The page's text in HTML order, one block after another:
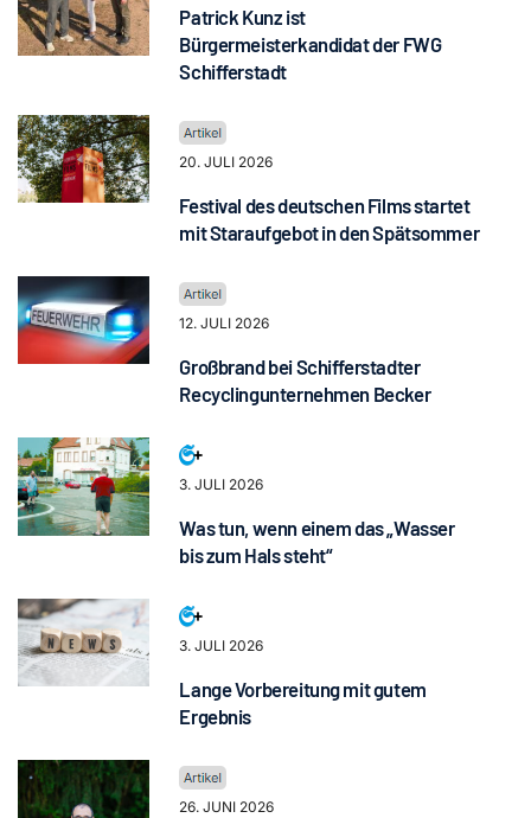
Patrick Kunz ist
Bürgermeisterkandidat der FWG
Schifferstadt
20. JULI 2026
Festival des deutschen Films startet
mit Staraufgebot in den Spätsommer
12. JULI 2026
Großbrand bei Schifferstadter
Recyclingunternehmen Becker
3. JULI 2026
Was tun, wenn einem das „Wasser
bis zum Hals steht“
3. JULI 2026
Lange Vorbereitung mit gutem
Ergebnis
26. JUNI 2026